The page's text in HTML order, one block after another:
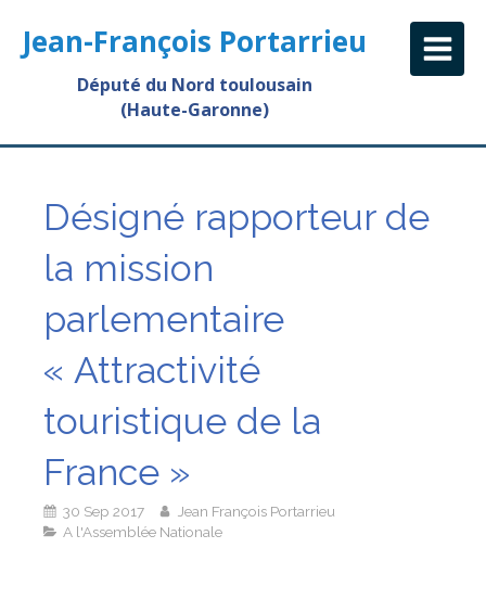
Jean-François Portarrieu
Député du Nord toulousain
(Haute-Garonne)
Désigné rapporteur de
la mission
parlementaire
« Attractivité
touristique de la
France »
30 Sep 2017
Jean François Portarrieu
A l'Assemblée Nationale